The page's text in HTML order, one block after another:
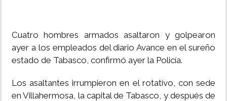
INSÓLITAS
MULTIMEDIA
Cuatro hombres armados asaltaron y golpearon
ayer a los empleados del diario Avance en el sureño
estado de Tabasco, confirmó ayer la Policía.
Los asaltantes irrumpieron en el rotativo, con sede
en Villahermosa, la capital de Tabasco, y después de